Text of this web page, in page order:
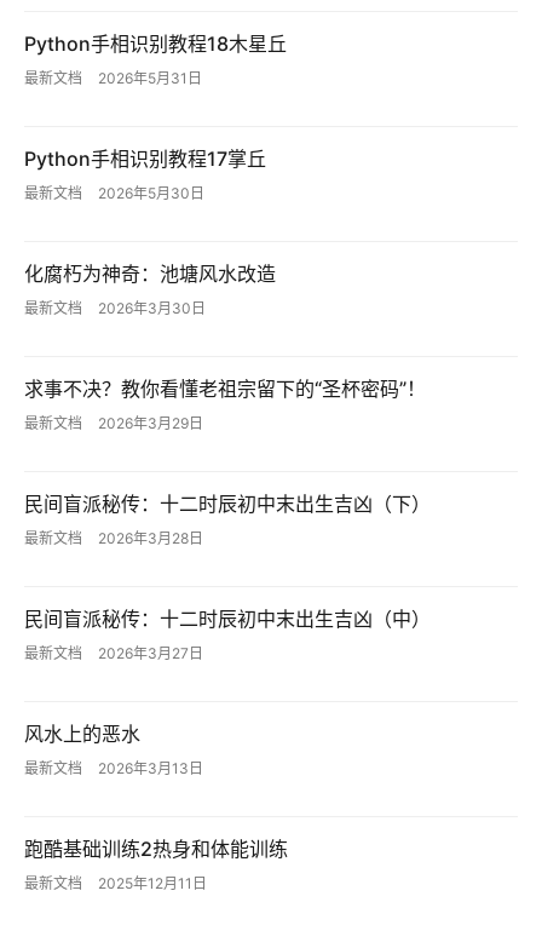
经
验
教
软
用
项
目
A
提
词
代
码
用
链
Python手相识别教程18木星丘
最新文档 2026年5月31日
Python手相识别教程17掌丘
最新文档 2026年5月30日
化腐朽为神奇：池塘风水改造
最新文档 2026年3月30日
求事不决？教你看懂老祖宗留下的“圣杯密码”！
最新文档 2026年3月29日
民间盲派秘传：十二时辰初中末出生吉凶（下）
最新文档 2026年3月28日
民间盲派秘传：十二时辰初中末出生吉凶（中）
最新文档 2026年3月27日
风水上的恶水
最新文档 2026年3月13日
跑酷基础训练2热身和体能训练
最新文档 2025年12月11日